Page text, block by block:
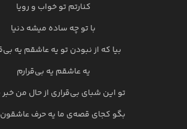
کنارتم تو خواب و رویا
با تو چه ساده میشه دنیا
بیا که از نبودن تو یه عاشقم یه
یه عاشقم یه بی‌قرارم
تو این شبای بی‌قراری از حال من خبر
بگو کجای قصه‌ی ما یه حرف